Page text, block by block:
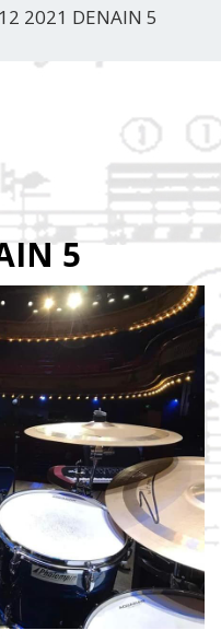
2021 DENAIN 5
5